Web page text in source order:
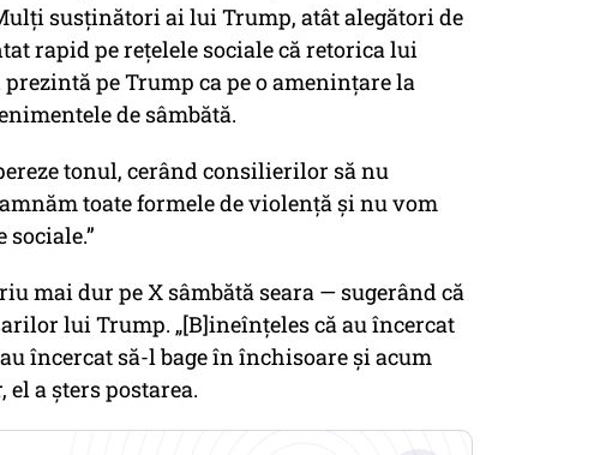
susținători ai lui Trump, atât alegători de
rapid pe rețelele sociale că retorica lui
pe Trump ca pe o amenințare la
de sâmbătă.
tonul, cerând consilierilor să nu
toate formele de violență și nu vom
mai dur pe X sâmbătă seara — sugerând că
lui Trump. „[B]ineînțeles că au încercat
încercat să-l bage în închisoare și acum
a șters postarea.